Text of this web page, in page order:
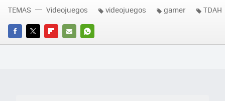
FACEBOOK
TWITTERFLIPBOARD
E-
WHATSAPP
TEMAS Videojuegos videojuegos gamer TDAH